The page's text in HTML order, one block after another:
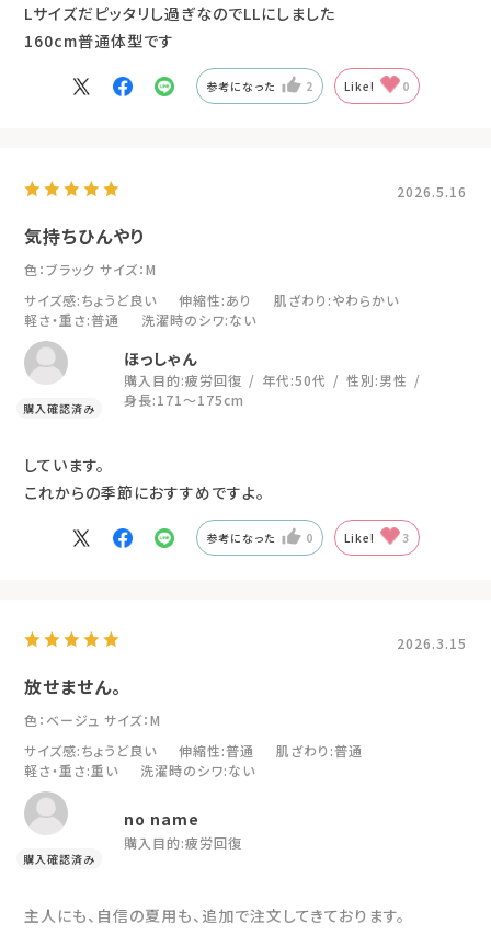
Lサイズだピッタリし過ぎなのでLLにしました
160cm普通体型です
参考になった 2 Like! 0
2026.5.16
気持ちひんやり
色：ブラック サイズ：M
サイズ感:ちょうど良い 伸縮性:あり 肌ざわり :やわらかい
軽さ・重さ:普通 洗濯時のシワ:ない
ほっしゃん
購入目的:疲労回復 年代:50代 性別:男性
身長:171～175cm
しています。
これからの季節におすすめですよ。
参考になった 0 Like! 3
2026.3.15
放せません。
色：ベージュ サイズ：M
サイズ感:ちょうど良い 伸縮性:普通 肌ざわり :普通
軽さ・重さ:重い 洗濯時のシワ:ない
no name
購入目的:疲労回復
主人にも、自信の夏用も、追加で注文してきております。